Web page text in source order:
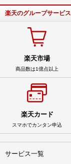
楽天のグループサービス
楽天市場
商品数は1億点以上
楽天カード
スマホでカンタン申込
サービス一覧